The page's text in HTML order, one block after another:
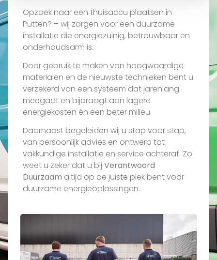
Opzoek naar een thuisaccu plaatsen in
Putten? – wij zorgen voor een duurzame
installatie die energiezuinig, betrouwbaar en
onderhoudsarm is.
Door gebruik te maken van hoogwaardige
materialen en de nieuwste technieken bent u
verzekerd van een systeem dat jarenlang
meegaat en bijdraagt aan lagere
energiekosten én een beter milieu.
Daarnaast begeleiden wij u stap voor stap,
van persoonlijk advies en ontwerp tot
vakkundige installatie en service achteraf. Zo
weet u zeker dat u bij Verantwoord
Duurzaam altijd op de juiste plek bent voor
duurzame energieoplossingen.